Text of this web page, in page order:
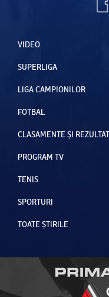
VIDEO
SUPERLIGA
LIGA CAMPIONILOR
FOTBAL
CLASAMENTE ȘI
PROGRAM TV
TENIS
SPORTURI
TOATE ȘTIRILE